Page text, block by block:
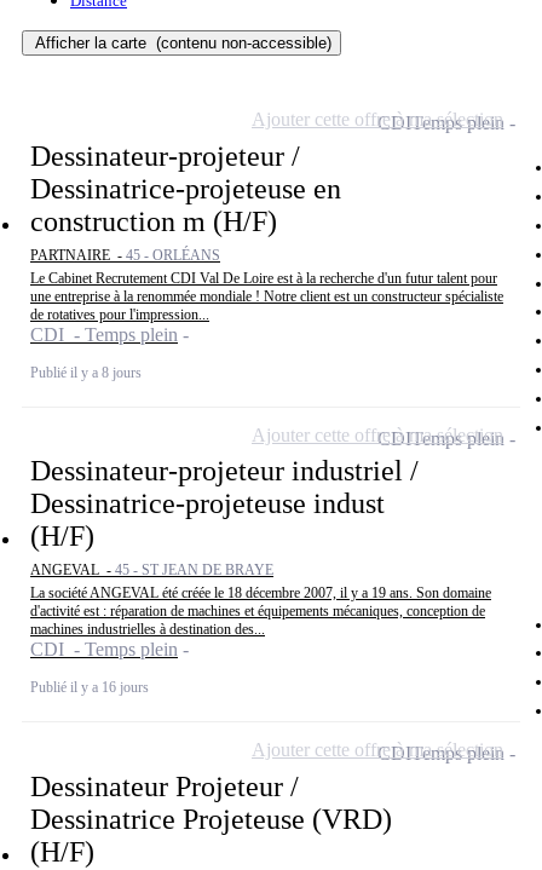
Afficher la carte (contenu non-accessible)
Dessinateur-projeteur /
Dessinatrice-projeteuse en
construction m (H/F)
PARTNAIRE - 45 - ORLÉANS
Le Cabinet Recrutement CDI Val De Loire est à la recherche d'un futur talent pour
une entreprise à la renommée mondiale ! Notre client est un constructeur spécialiste
de rotatives pour l'impression...
CDI - Temps plein
Publié il y a 8 jours
CDITemps plein
Ajouter cette offre à ma sélection
Dessinateur-projeteur industriel /
Dessinatrice-projeteuse indust
(H/F)
ANGEVAL - 45 - ST JEAN DE BRAYE
La société ANGEVAL été créée le 18 décembre 2007, il y a 19 ans. Son domaine
d'activité est : réparation de machines et équipements mécaniques, conception de
machines industrielles à destination des...
CDI - Temps plein
Publié il y a 16 jours
CDITemps plein
Ajouter cette offre à ma sélection
Dessinateur Projeteur /
Dessinatrice Projeteuse (VRD)
(H/F)
CDITemps plein
Ajouter cette offre à ma sélection